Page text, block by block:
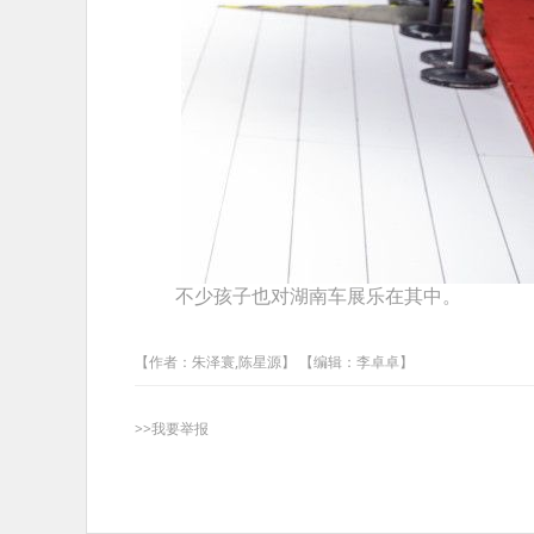
不少孩子也对湖南车展乐在其中。
【作者：朱泽寰,陈星源】 【编辑：李卓卓】
>>我要举报